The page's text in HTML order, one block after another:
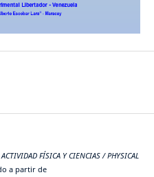
ACTIVIDAD FÍSICA Y CIENCIAS / PHYSICAL
a partir de